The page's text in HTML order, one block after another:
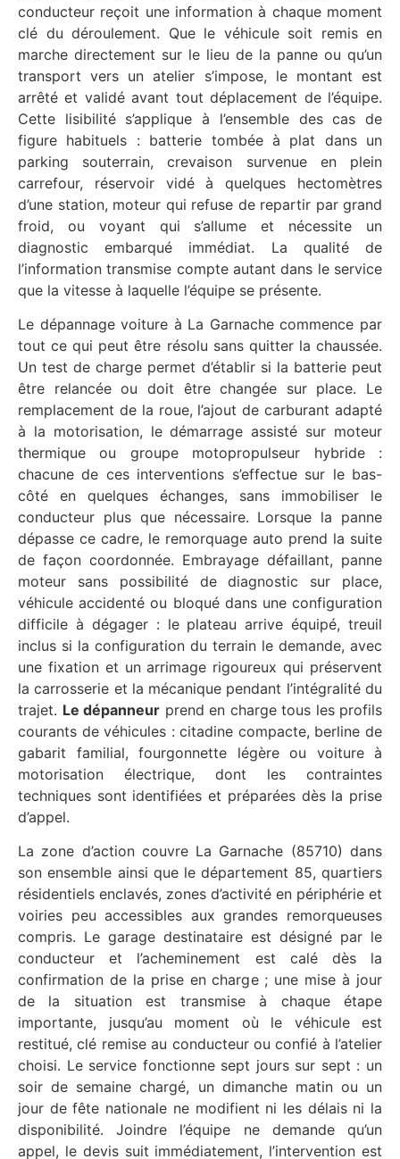
conducteur reçoit une information à chaque moment
clé du déroulement. Que le véhicule soit remis en
marche directement sur le lieu de la panne ou qu’un
transport vers un atelier s’impose, le montant est
arrêté et validé avant tout déplacement de l’équipe.
Cette lisibilité s’applique à l’ensemble des cas de
figure habituels : batterie tombée à plat dans un
parking souterrain, crevaison survenue en plein
carrefour, réservoir vidé à quelques hectomètres
d’une station, moteur qui refuse de repartir par grand
froid, ou voyant qui s’allume et nécessite un
diagnostic embarqué immédiat. La qualité de
l’information transmise compte autant dans le service
que la vitesse à laquelle l’équipe se présente.
Le dépannage voiture à La Garnache commence par
tout ce qui peut être résolu sans quitter la chaussée.
Un test de charge permet d’établir si la batterie peut
être relancée ou doit être changée sur place. Le
remplacement de la roue, l’ajout de carburant adapté
à la motorisation, le démarrage assisté sur moteur
thermique ou groupe motopropulseur hybride :
chacune de ces interventions s’effectue sur le bas-
côté en quelques échanges, sans immobiliser le
conducteur plus que nécessaire. Lorsque la panne
dépasse ce cadre, le remorquage auto prend la suite
de façon coordonnée. Embrayage défaillant, panne
moteur sans possibilité de diagnostic sur place,
véhicule accidenté ou bloqué dans une configuration
difficile à dégager : le plateau arrive équipé, treuil
inclus si la configuration du terrain le demande, avec
une fixation et un arrimage rigoureux qui préservent
la carrosserie et la mécanique pendant l’intégralité du
trajet. Le dépanneur prend en charge tous les profils
courants de véhicules : citadine compacte, berline de
gabarit familial, fourgonnette légère ou voiture à
motorisation électrique, dont les contraintes
techniques sont identifiées et préparées dès la prise
d’appel.
La zone d’action couvre La Garnache (85710) dans
son ensemble ainsi que le département 85, quartiers
résidentiels enclavés, zones d’activité en périphérie et
voiries peu accessibles aux grandes remorqueuses
compris. Le garage destinataire est désigné par le
conducteur et l’acheminement est calé dès la
confirmation de la prise en charge ; une mise à jour
de la situation est transmise à chaque étape
importante, jusqu’au moment où le véhicule est
restitué, clé remise au conducteur ou confié à l’atelier
choisi. Le service fonctionne sept jours sur sept : un
soir de semaine chargé, un dimanche matin ou un
jour de fête nationale ne modifient ni les délais ni la
disponibilité. Joindre l’équipe ne demande qu’un
appel, le devis suit immédiatement, l’intervention est